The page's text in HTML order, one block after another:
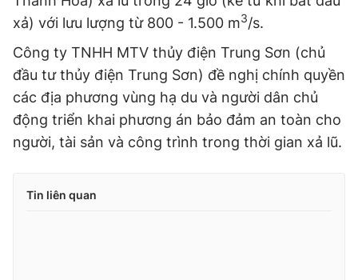
xả) với lưu lượng từ 800 - 1.500 m3/s.
Công ty TNHH MTV thủy điện Trung Sơn (chủ
đầu tư thủy điện Trung Sơn) đề nghị chính quyền
các địa phương vùng hạ du và người dân chủ
động triển khai phương án bảo đảm an toàn cho
người, tài sản và công trình trong thời gian xả lũ.
Tin liên quan